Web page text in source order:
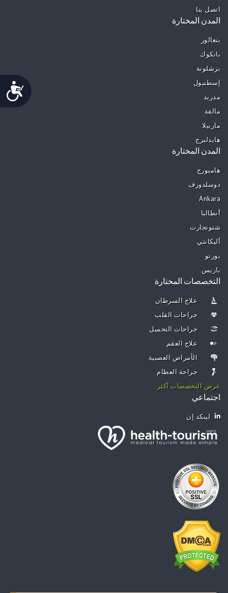
Accessibility
اتصل بنا
المدن المختارة
بنغالور
بانكوك
برشلونة
إسطنبول
مدريد
مالقة
ماربيلا
هايدلبرج
المدن المختارة
هامبورج
دوسلدورف
Ankara
أنطاليا
شتوتجارت
أليكانتي
بورتو
باريس
التخصصات المختارة
علاج السرطان
جراحات القلب
جراحات التجميل
علاج العقم
الأمراض العصبية
جراحة العظام
عرض التخصصات أكثر
اجتماعي
لينكد إن